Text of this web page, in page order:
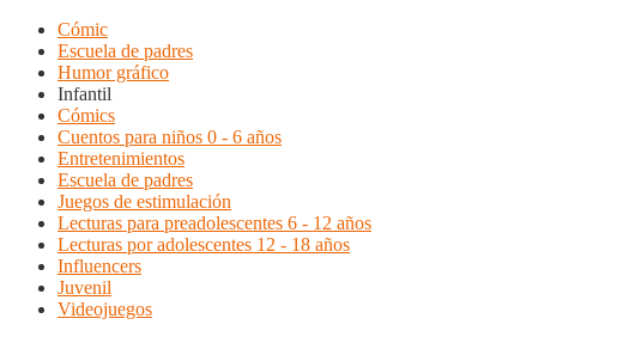
Cómic
Escuela de padres
Humor gráfico
Infantil
Cómics
Cuentos para niños 0 - 6 años
Entretenimientos
Escuela de padres
Juegos de estimulación
Lecturas para preadolescentes 6 - 12 años
Lecturas por adolescentes 12 - 18 años
Influencers
Juvenil
Videojuegos